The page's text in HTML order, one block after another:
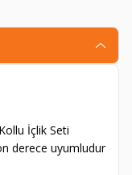
İçlik Seti
derece uyumludur